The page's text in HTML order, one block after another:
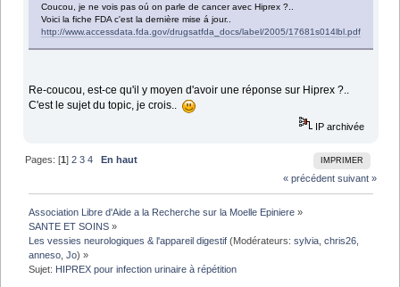
Coucou, je ne vois pas oú on parle de cancer avec Hiprex ?..
Voici la fiche FDA c'est la dernière mise á jour..
http://www.accessdata.fda.gov/drugsatfda_docs/label/2005/17681s014lbl.pdf
Re-coucou, est-ce qu'il y moyen d'avoir une réponse sur Hiprex ?..
C'est le sujet du topic, je crois..
IP archivée
IMPRIMER
Pages: [1]2 3 4
En haut
« précédent suivant »
Association Libre d'Aide a la Recherche sur la Moelle Epiniere »
SANTE ET SOINS »
Les vessies neurologiques & l'appareil digestif (Modérateurs:sylvia ,chris26
anneso ,Jo) »
Sujet: HIPREX pour infection urinaire à répétition